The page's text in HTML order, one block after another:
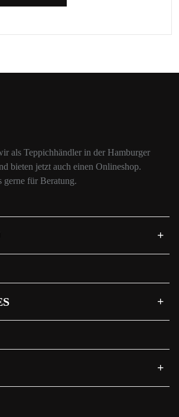
als Teppichhändler in der Hamburger
bieten jetzt auch einen Onlineshop.
gerne für Beratung.